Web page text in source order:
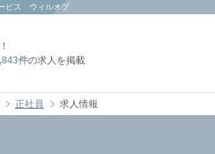
ビス ウィルオブ
件の求人を掲載
正社員 求人情報